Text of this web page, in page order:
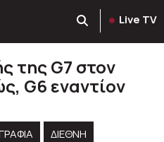
Live TV
της G7 στον
G6 εναντίον
ΔΙΕΘΝΗ